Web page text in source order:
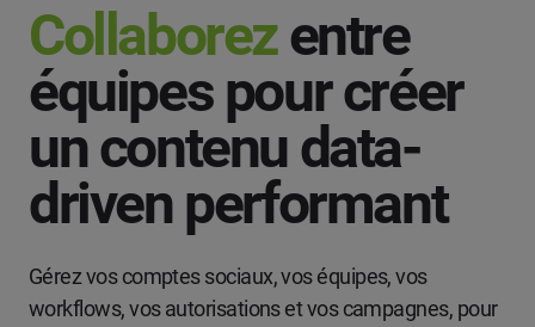
Collaborezentre
équipes pour créer
un contenu data-
driven performant
Gérez vos comptes sociaux, vos équipes, vos
workflows, vos autorisations et vos campagnes, pour